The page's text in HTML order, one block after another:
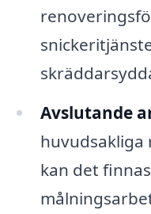
Avslutande
huvudsakliga
kan det